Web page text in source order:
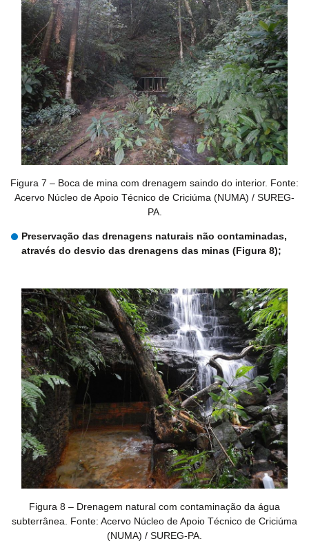
Figura 7 – Boca de mina com drenagem saindo do interior. Fonte:
Acervo Núcleo de Apoio Técnico de Criciúma (NUMA) / SUREG-
PA.
Preservação das drenagens naturais não contaminadas,
através do desvio das drenagens das minas (Figura 8);
Figura 8 – Drenagem natural com contaminação da água
subterrânea. Fonte: Acervo Núcleo de Apoio Técnico de Criciúma
(NUMA) / SUREG-PA.